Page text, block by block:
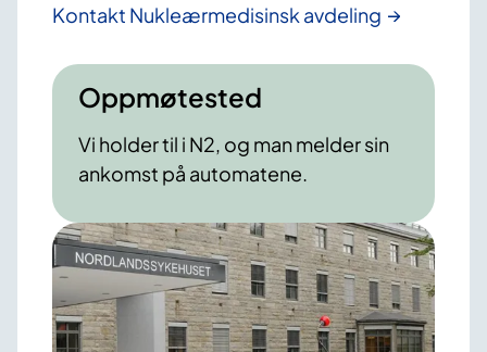
Kontakt Nukleærmedisinsk avdeling
Oppmøtested
Vi holder til i N2, og man melder sin
ankomst på automatene.